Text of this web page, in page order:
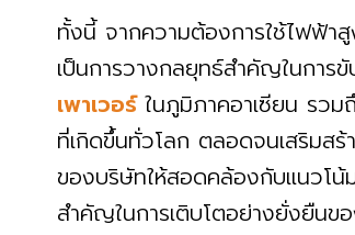
ทั้งนี้ จากความต้องการใช้ไฟฟ้า
เป็นการวางกลยุทธ์สำคัญในการ
เพาเวอร์ ในภูมิภาคอาเซียน รว
ที่เกิดขึ้นทั่วโลก ตลอดจนเสริมส
ของบริษัทให้สอดคล้องกับแนวโน้
สำคัญในการเติบโตอย่างยั่งยืนข